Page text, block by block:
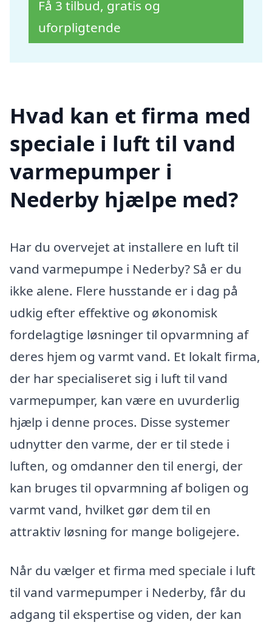
Få 3 tilbud, gratis og
uforpligtende
Hvad kan et firma med
speciale i luft til vand
varmepumper i
Nederby hjælpe med?
Har du overvejet at installere en luft til
vand varmepumpe i Nederby? Så er du
ikke alene. Flere husstande er i dag på
udkig efter effektive og økonomisk
fordelagtige løsninger til opvarmning af
deres hjem og varmt vand. Et lokalt firma,
der har specialiseret sig i luft til vand
varmepumper, kan være en uvurderlig
hjælp i denne proces. Disse systemer
udnytter den varme, der er til stede i
luften, og omdanner den til energi, der
kan bruges til opvarmning af boligen og
varmt vand, hvilket gør dem til en
attraktiv løsning for mange boligejere.
Når du vælger et firma med speciale i luft
til vand varmepumper i Nederby, får du
adgang til ekspertise og viden, der kan